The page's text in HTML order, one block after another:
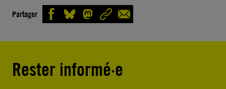
Partager
Rester informé·e